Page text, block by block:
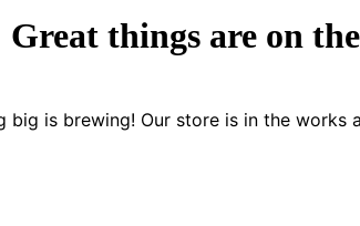
Great things are on
big is brewing! Our store is in the works